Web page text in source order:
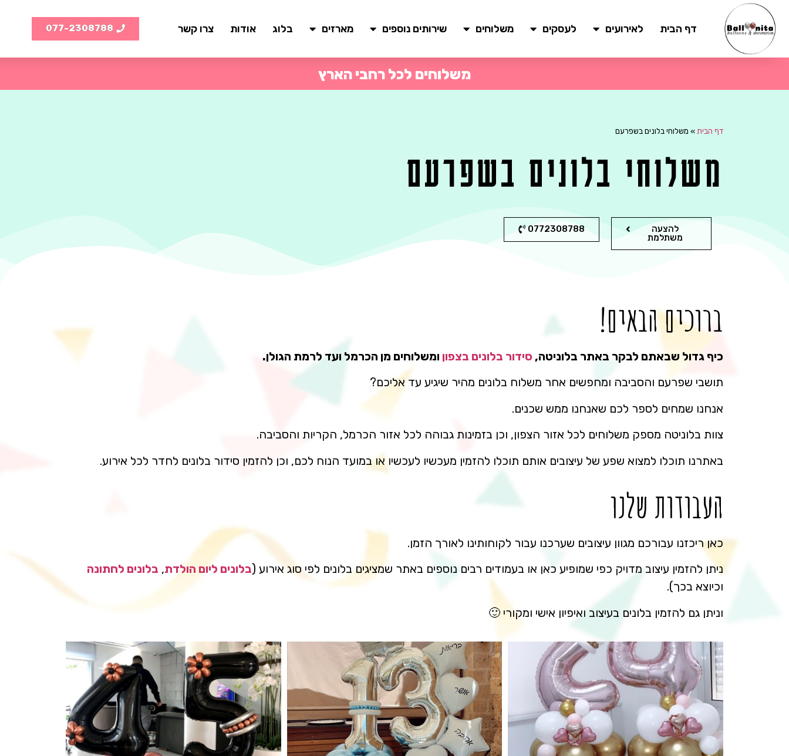
דף הבית לאירועים לעסקים משלוחים שירותים נוספים מארזים בלוג אודות צרו קשר 077-2308788
משלוחים לכל רחבי הארץ
דף הבית » משלוחי בלונים בשפרעם
משלוחי בלונים בשפרעם
להצעה
משתלמת
0772308788
ברוכים הבאים!
כיף גדול שבאתם לבקר באתר בלוניטה, סידור בלונים בצפון ומשלוחים מן הכרמל ועד לרמת הגולן.
תושבי שפרעם והסביבה ומחפשים אחר משלוח בלונים מהיר שיגיע עד אליכם?
אנחנו שמחים לספר לכם שאנחנו ממש שכנים.
צוות בלוניטה מספק משלוחים לכל אזור הצפון, וכן בזמינות גבוהה לכל אזור הכרמל, הקריות והסביבה.
באתרנו תוכלו למצוא שפע של עיצובים אותם תוכלו להזמין מעכשיו לעכשיו או במועד הנוח לכם, וכן להזמין סידור בלונים לחדר לכל אירוע.
העבודות שלנו
כאן ריכזנו עבורכם מגוון עיצובים שערכנו עבור לקוחותינו לאורך הזמן.
ניתן להזמין עיצוב מדויק כפי שמופיע כאן או בעמודים רבים נוספים באתר שמציגים בלונים לפי סוג אירוע (בלונים ליום הולדת, בלונים לחתונה
וכיוצא בכך).
וניתן גם להזמין בלונים בעיצוב ואיפיון אישי ומקורי 🙂